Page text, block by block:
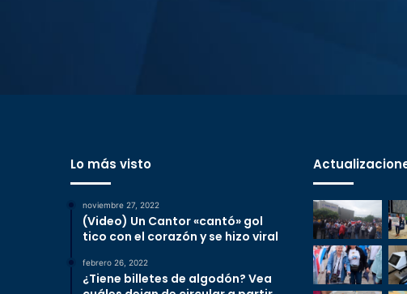
Lo más visto
noviembre 27, 2022
(Video) Un Cantor «cantó» gol
tico con el corazón y se hizo viral
febrero 26, 2022
¿Tiene billetes de algodón? Vea